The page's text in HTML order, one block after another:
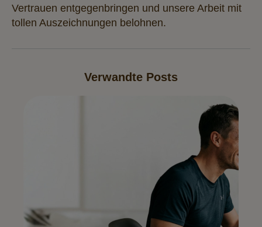
Vertrauen entgegenbringen und unsere Arbeit mit
tollen Auszeichnungen belohnen.
Verwandte Posts